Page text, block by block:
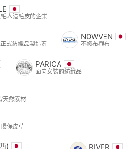
人造毛皮的企業
式紡織品製造商
NOWVEN
不織布襯布
PARICA
面向女裝的紡織品
天然素材
保皮草
) RIVER